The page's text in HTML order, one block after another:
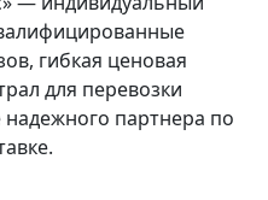
гибкая ценовая
для перевозки
надежного партнера по